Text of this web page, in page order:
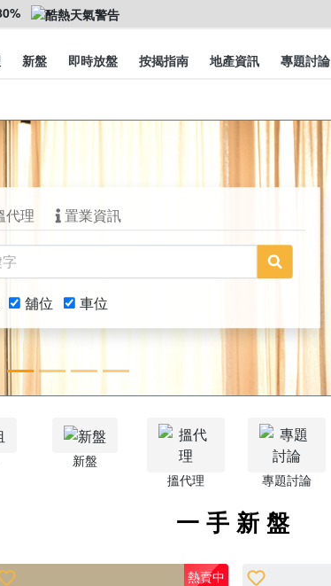
新盤 即時放盤 按揭指南 地產資訊 專題討論
理 置業資訊
舖位 車位
新盤
搵代理
專題討論
一手新盤
熱賣中